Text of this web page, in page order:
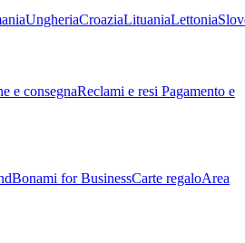
UngheriaCroaziaLituaniaLettonia
e consegnaReclami e resi Pagamento e
Bonami for BusinessCarte regaloArea